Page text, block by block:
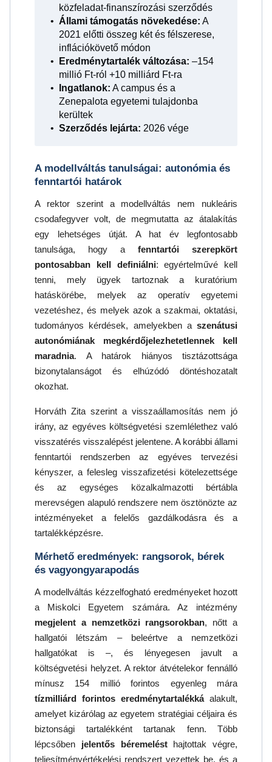
közfeladat-finanszírozási szerződés
Állami támogatás növekedése: A
2021 előtti összeg két és félszerese,
inflációkövető módon
Eredménytartalék változása: –154
millió Ft-ról +10 milliárd Ft-ra
Ingatlanok: A campus és a
Zenepalota egyetemi tulajdonba
kerültek
Szerződés lejárta: 2026 vége
A modellváltás tanulságai: autonómia és
fenntartói határok
A rektor szerint a modellváltás nem nukleáris
csodafegyver volt, de megmutatta az átalakítás
egy lehetséges útját. A hat év legfontosabb
tanulsága, hogy a fenntartói szerepkört
pontosabban kell definiálni: egyértelművé kell
tenni, mely ügyek tartoznak a kuratórium
hatáskörébe, melyek az operatív egyetemi
vezetéshez, és melyek azok a szakmai, oktatási,
tudományos kérdések, amelyekben a szenátusi
autonómiának megkérdőjelezhetetlennek kell
maradnia. A határok hiányos tisztázottsága
bizonytalanságot és elhúzódó döntéshozatalt
okozhat.
Horváth Zita szerint a visszaállamosítás nem jó
irány, az egyéves költségvetési szemlélethez való
visszatérés visszalépést jelentene. A korábbi állami
fenntartói rendszerben az egyéves tervezési
kényszer, a felesleg visszafizetési kötelezettsége
és az egységes közalkalmazotti bértábla
merevségen alapuló rendszere nem ösztönözte az
intézményeket a felelős gazdálkodásra és a
tartalékképzésre.
Mérhető eredmények: rangsorok, bérek
és vagyongyarapodás
A modellváltás kézzelfogható eredményeket hozott
a Miskolci Egyetem számára. Az intézmény
megjelent a nemzetközi rangsorokban, nőtt a
hallgatói létszám – beleértve a nemzetközi
hallgatókat is –, és lényegesen javult a
költségvetési helyzet. A rektor átvételekor fennálló
mínusz 154 millió forintos egyenleg mára
tízmilliárd forintos eredménytartalékkáalakult,
amelyet kizárólag az egyetem stratégiai céljaira és
biztonsági tartalékként tartanak fenn. Több
lépcsőben jelentős béremelésthajtottak végre,
teljesítményértékelési rendszert vezettek be, és a